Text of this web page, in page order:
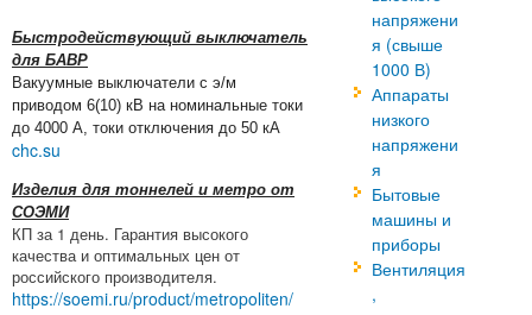
Быстродействующий выключатель
для БАВР
Вакуумные выключатели с э/м
приводом 6(10) кВ на номинальные токи
до 4000 А, токи отключения до 50 кА
chc.su
Изделия для тоннелей и метро от
СОЭМИ
КП за 1 день. Гарантия высокого
качества и оптимальных цен от
российского производителя.
https://soemi.ru/product/metropoliten/
напряжени
я (свыше
1000 В)
Аппараты
низкого
напряжени
я
Бытовые
машины и
приборы
Вентиляция
,